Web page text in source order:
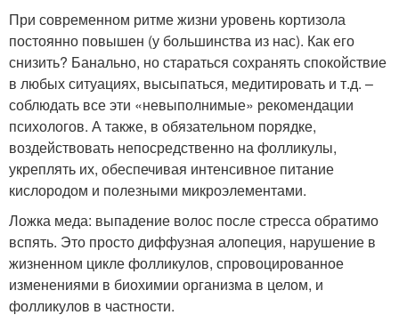
При современном ритме жизни уровень кортизола
постоянно повышен (у большинства из нас). Как его
снизить? Банально, но стараться сохранять спокойствие
в любых ситуациях, высыпаться, медитировать и т.д. –
соблюдать все эти «невыполнимые» рекомендации
психологов. А также, в обязательном порядке,
воздействовать непосредственно на фолликулы,
укреплять их, обеспечивая интенсивное питание
кислородом и полезными микроэлементами.
Ложка меда: выпадение волос после стресса обратимо
вспять. Это просто диффузная алопеция, нарушение в
жизненном цикле фолликулов, спровоцированное
изменениями в биохимии организма в целом, и
фолликулов в частности.